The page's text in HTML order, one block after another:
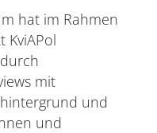
hat im Rahmen
KviAPol
mit
und
und